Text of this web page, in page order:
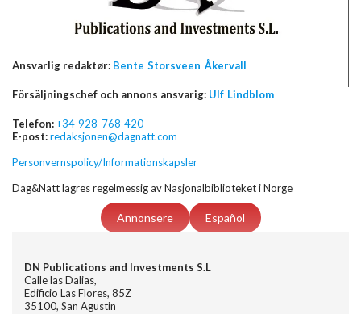
Ansvarlig redaktør: Bente Storsveen Åkervall
Försäljningschef och annons ansvarig: Ulf Lindblom
Telefon:+34 928 768 420
E-post:redaksjonen@dagnatt.com
Personvernspolicy/Informationskapsler
Dag&Natt lagres regelmessig av Nasjonalbiblioteket i Norge
Annonsere Español
DN Publications and Investments S.L
Calle las Dalias,
Edificio Las Flores, 85Z
35100, San Agustin